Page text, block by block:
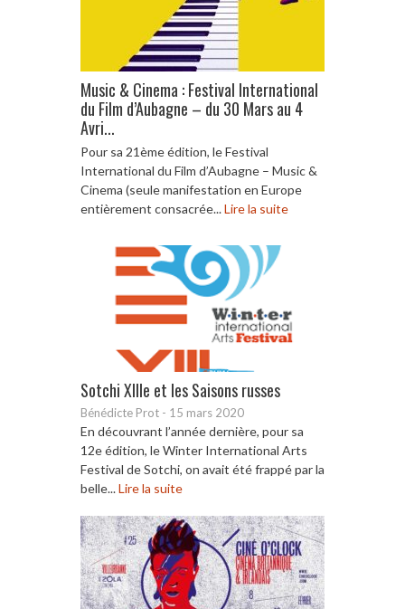
Music & Cinema : Festival International
du Film d’Aubagne – du 30 Mars au 4
Avri...
Pour sa 21ème édition, le Festival
International du Film d’Aubagne – Music &
Cinema (seule manifestation en Europe
entièrement consacrée...Lire la suite
Sotchi XIIIe et les Saisons russes
Bénédicte Prot - 15 mars 2020
En découvrant l’année dernière, pour sa
12e édition, le Winter International Arts
Festival de Sotchi, on avait été frappé par la
belle...Lire la suite